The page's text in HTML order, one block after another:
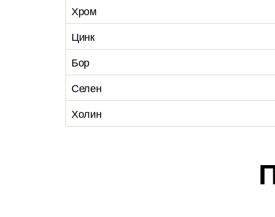
Хром
Цинк
Бор
Селен
Холин